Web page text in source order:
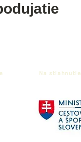
Na stiahnutie